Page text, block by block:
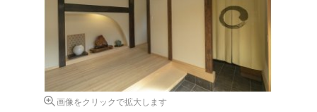
画像をクリックで拡大します